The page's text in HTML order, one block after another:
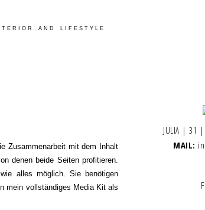
AND LIFESTYLE
Zusammenarbeit mit dem Inhalt
denen beide Seiten profitieren.
alles möglich. Sie benötigen
mein vollständiges Media Kit als
JULIA | 31 |
MAIL: